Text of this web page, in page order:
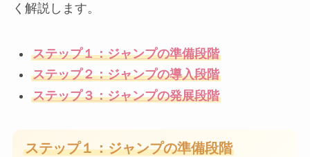
く解説します。
ステップ１：ジャンプの準備段階
ステップ２：ジャンプの導入段階
ステップ３：ジャンプの発展段階
ステップ１：ジャンプの準備段階